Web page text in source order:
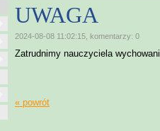
UWAGA
2024-08-08 11:02:15, komentarzy: 0
Zatrudnimy nauczyciela
« powrót